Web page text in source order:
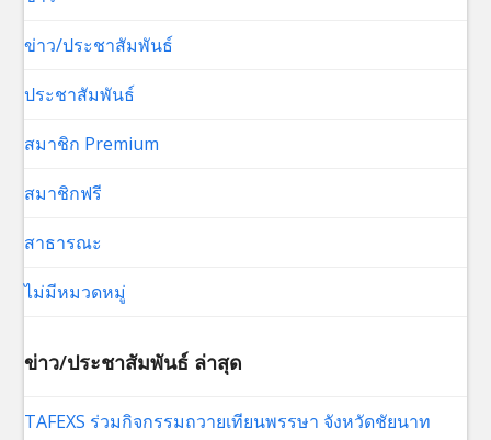
ข่าว/ประชาสัมพันธ์
ประชาสัมพันธ์
สมาชิก Premium
สมาชิกฟรี
สาธารณะ
ไม่มีหมวดหมู่
ข่าว/ประชาสัมพันธ์ ล่าสุด
TAFEXS ร่วมกิจกรรมถวายเทียนพรรษา จังหวัดชัยนาท